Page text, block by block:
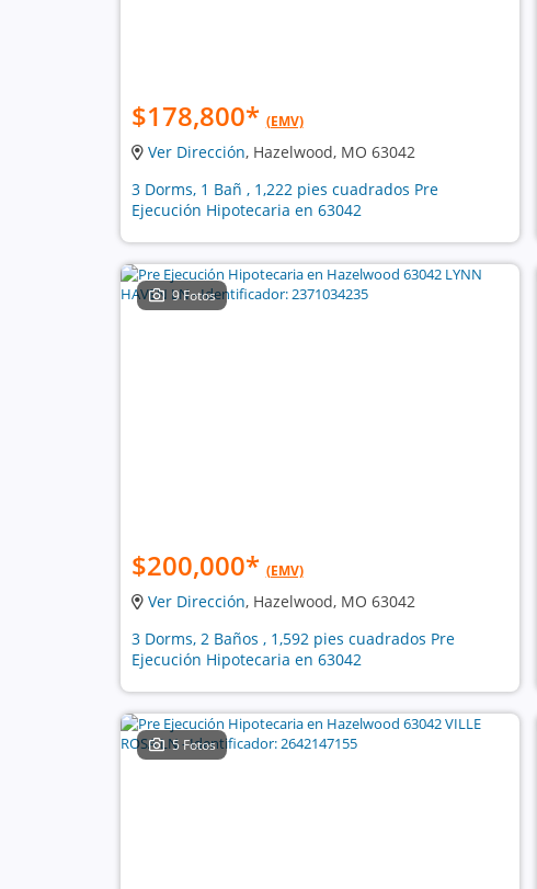
$178,800* (EMV)
Ver Dirección, Hazelwood, MO 63042
3 Dorms, 1 Bañ , 1,222 pies cuadrados Pre
Ejecución Hipotecaria en 63042
9 Fotos
$200,000* (EMV)
Ver Dirección, Hazelwood, MO 63042
3 Dorms, 2 Baños , 1,592 pies cuadrados Pre
Ejecución Hipotecaria en 63042
5 Fotos